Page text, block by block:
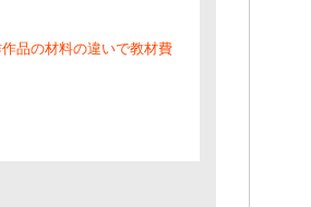
品の材料の違いで教材費